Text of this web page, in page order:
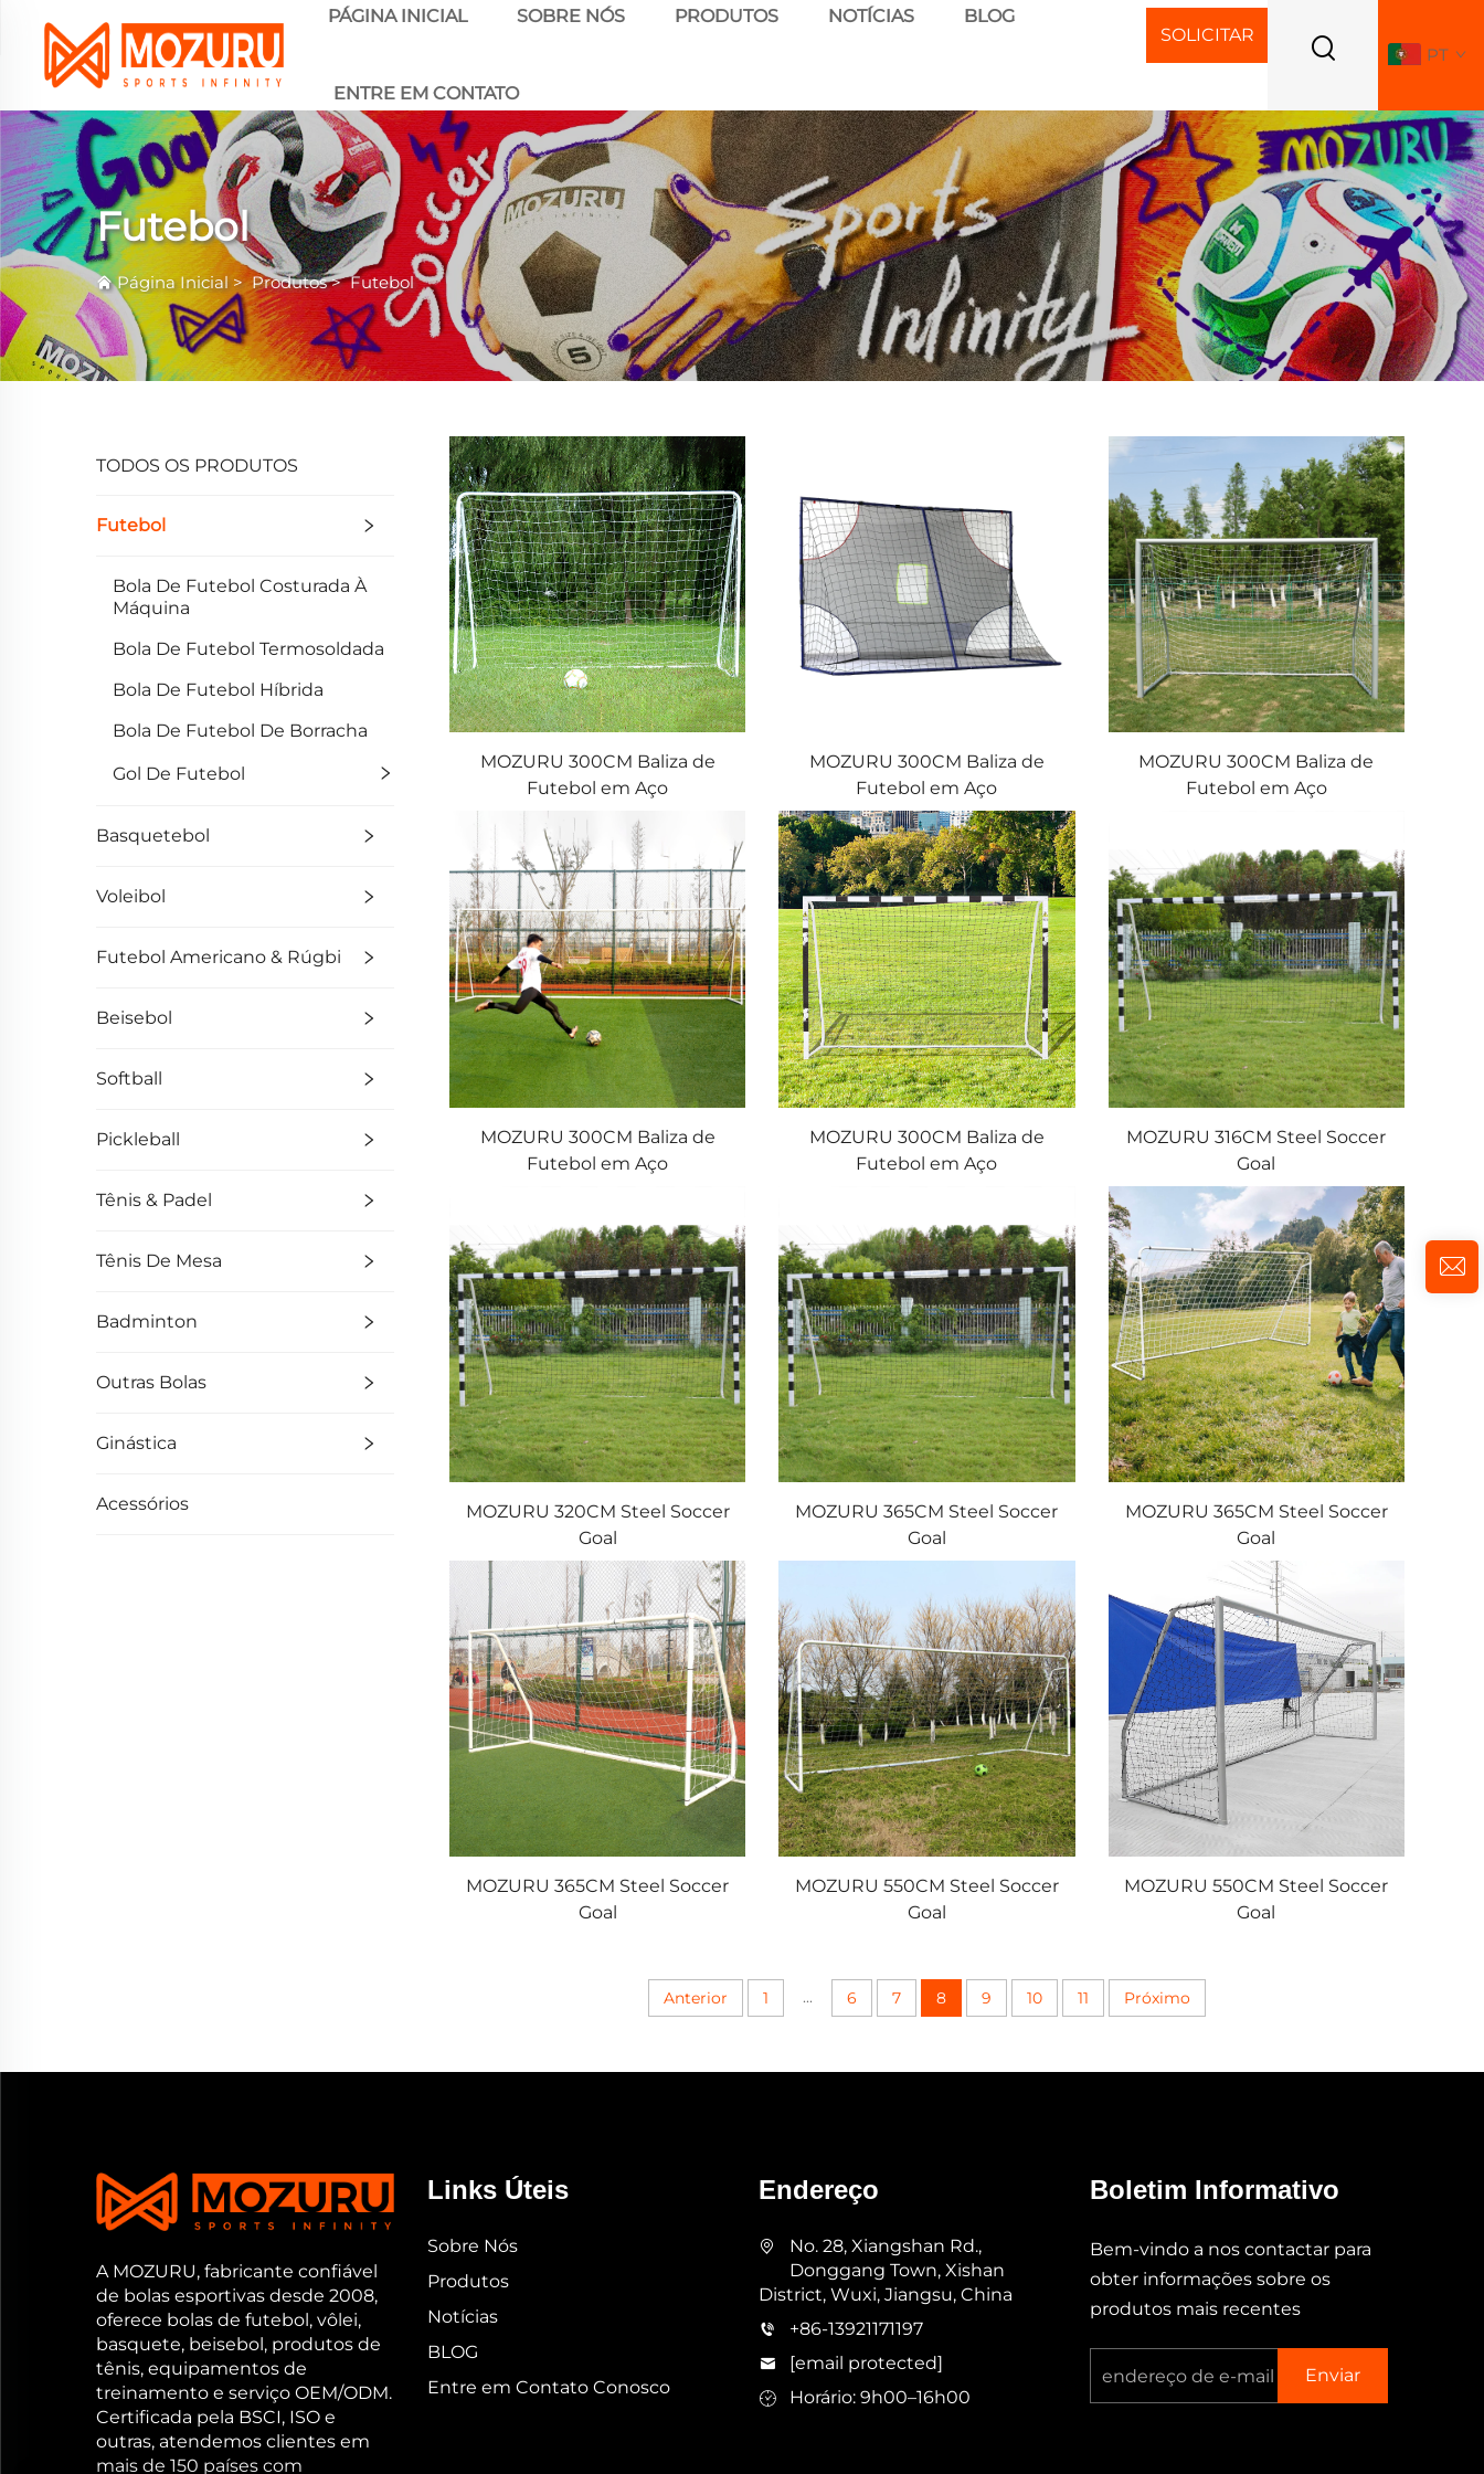
PÁGINA INICIAL SOBRE NÓS PRODUTOS NOTÍCIAS BLOG
ENTRE EM CONTATO
SOLICITAR
PT
Futebol
Página Inicial >Produtos>Futebol
TODOS OS PRODUTOS
Futebol
Bola De Futebol Costurada À
Máquina
Bola De Futebol Termosoldada
Bola De Futebol Híbrida
Bola De Futebol De Borracha
Gol De Futebol
Basquetebol
Voleibol
Futebol Americano & Rúgbi
Beisebol
Softball
Pickleball
Tênis & Padel
Tênis De Mesa
Badminton
Outras Bolas
Ginástica
Acessórios
MOZURU 300CM Baliza de
Futebol em Aço
MOZURU 300CM Baliza de
Futebol em Aço
MOZURU 300CM Baliza de
Futebol em Aço
MOZURU 300CM Baliza de
Futebol em Aço
MOZURU 300CM Baliza de
Futebol em Aço
MOZURU 316CM Steel Soccer
Goal
MOZURU 320CM Steel Soccer
Goal
MOZURU 365CM Steel Soccer
Goal
MOZURU 365CM Steel Soccer
Goal
MOZURU 365CM Steel Soccer
Goal
MOZURU 550CM Steel Soccer
Goal
MOZURU 550CM Steel Soccer
Goal
Anterior 1 ... 6 7 8 9 10 11 Próximo
A MOZURU, fabricante confiável
de bolas esportivas desde 2008,
oferece bolas de futebol, vôlei,
basquete, beisebol, produtos de
tênis, equipamentos de
treinamento e serviço OEM/ODM.
Certificada pela BSCI, ISO e
outras, atendemos clientes em
mais de 150 países com
Links Úteis
Sobre Nós
Produtos
Notícias
BLOG
Entre em Contato Conosco
Endereço
No. 28, Xiangshan Rd.,
Donggang Town, Xishan
District, Wuxi, Jiangsu, China
+86-13921171197
[email protected]
Horário: 9h00–16h00
Boletim Informativo
Bem-vindo a nos contactar para
obter informações sobre os
produtos mais recentes
Enviar